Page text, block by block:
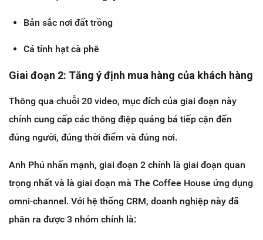
Bản sắc nơi đất trồng
Cá tính hạt cà phê
Giai đoạn 2: Tăng ý định mua hàng của khách hàng
Thông qua chuỗi 20 video, mục đích của giai đoạn này
chính cung cấp các thông điệp quảng bá tiếp cận đến
đúng người, đúng thời điểm và đúng nơi.
Anh Phú nhấn mạnh, giai đoạn 2 chính là giai đoạn quan
trọng nhất và là giai đoạn mà The Coffee House ứng dụng
omni-channel. Với hệ thống CRM, doanh nghiệp này đã
phân ra được 3 nhóm chính là: